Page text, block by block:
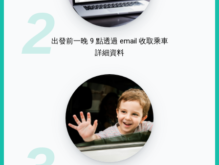
2出發前一晚 9 點透過 email 收取乘車
詳細資料